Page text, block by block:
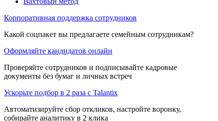
Корпоративная поддержка сотрудников
Какой соцпакет вы предлагаете семейным сотрудникам?
Оформляйте кандидатов онлайн
Проверяйте сотрудников и подписывайте кадровые
документы без бумаг и личных встреч
Ускорьте подбор в 2 раза с Talantix
Автоматизируйте сбор откликов, настройте воронку,
собирайте аналитику в 2 клика